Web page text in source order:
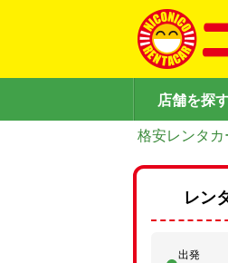
店舗を探
格安レンタカ
レン
出発